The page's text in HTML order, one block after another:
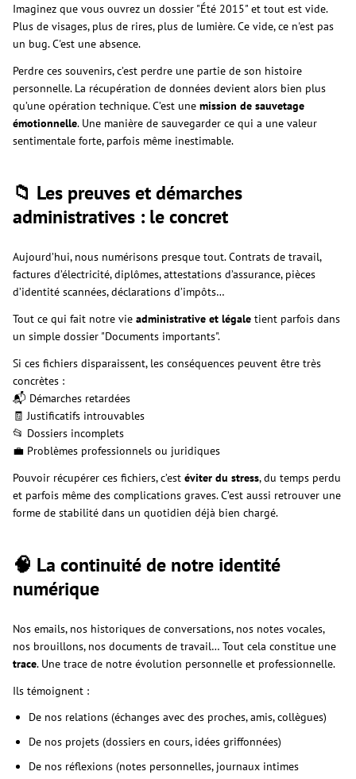
Imaginez que vous ouvrez un dossier "Été 2015" et tout est vide.
Plus de visages, plus de rires, plus de lumière. Ce vide, ce n'est pas
un bug. C'est une absence.
Perdre ces souvenirs, c’est perdre une partie de son histoire
personnelle. La récupération de données devient alors bien plus
qu’une opération technique. C’est une mission de sauvetage
émotionnelle. Une manière de sauvegarder ce qui a une valeur
sentimentale forte, parfois même inestimable.
📁 Les preuves et démarches
administratives : le concret
Aujourd’hui, nous numérisons presque tout. Contrats de travail,
factures d’électricité, diplômes, attestations d’assurance, pièces
d’identité scannées, déclarations d’impôts…
Tout ce qui fait notre vie administrative et légale tient parfois dans
un simple dossier "Documents importants".
Si ces fichiers disparaissent, les conséquences peuvent être très
concrètes :
📬 Démarches retardées
🧾 Justificatifs introuvables
📂 Dossiers incomplets
💼 Problèmes professionnels ou juridiques
Pouvoir récupérer ces fichiers, c’est éviter du stress, du temps perdu
et parfois même des complications graves. C’est aussi retrouver une
forme de stabilité dans un quotidien déjà bien chargé.
🧠 La continuité de notre identité
numérique
Nos emails, nos historiques de conversations, nos notes vocales,
nos brouillons, nos documents de travail… Tout cela constitue une
trace. Une trace de notre évolution personnelle et professionnelle.
Ils témoignent :
De nos relations (échanges avec des proches, amis, collègues)
De nos projets (dossiers en cours, idées griffonnées)
De nos réflexions (notes personnelles, journaux intimes